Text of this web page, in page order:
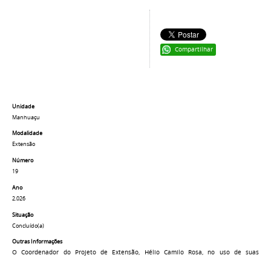
Compartilhar
Unidade
Manhuaçu
Modalidade
Extensão
Número
19
Ano
2.026
Situação
Concluído(a)
Outras Informações
O Coordenador do Projeto de Extensão, Hélio Camilo Rosa, no uso de suas